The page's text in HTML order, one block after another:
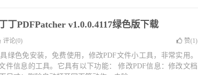
丁PDFPatcher v1.0.0.4117绿色版下载
评论(0) 赞(1)
绿色免安装，免费使用，修改PDF文件小工具，非常实用。
件信息的工具。它具有以下功能： 修改PDF信息：修改文档